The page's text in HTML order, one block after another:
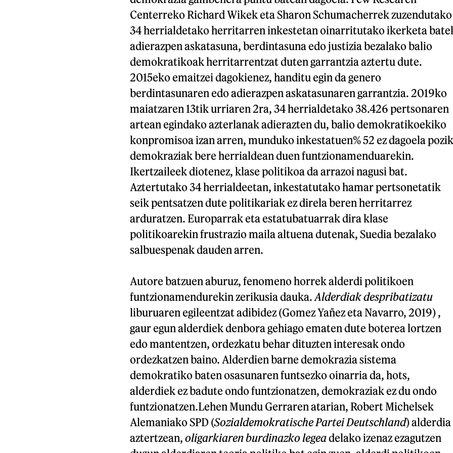
Centerreko Richard Wikek eta Sharon Schumacherrek zuzendutako
34 herrialdetako herritarren inkestetan oinarritutako ikerketa
adierazpen askatasuna, berdintasuna edo justizia bezalako balio
demokratikoak herritarrentzat duten garrantzia aztertu dute.
2015eko emaitzei dagokienez, handitu egin da genero
berdintasunaren edo adierazpen askatasunaren garrantzia. 2019ko
maiatzaren 13tik urriaren 2ra, 34 herrialdetako 38.426 pertsonaren
artean egindako azterlanak adierazten du, balio demokratikoekiko
konpromisoa izan arren, munduko inkestatuen% 52 ez dagoela pozik
demokraziak bere herrialdean duen funtzionamenduarekin.
Ikertzaileek diotenez, klase politikoa da arrazoi nagusi bat.
Aztertutako 34 herrialdeetan, inkestatutako hamar pertsonetatik
seik pentsatzen dute politikariak ez direla beren herritarrez
arduratzen. Europarrak eta estatubatuarrak dira klase
politikoarekin frustrazio maila altuena dutenak, Suedia bezalako
salbuespenak dauden arren.
Autore batzuen aburuz, fenomeno horrek alderdi politikoen
funtzionamendurekin zerikusia dauka. Alderdiak despribatizatu
liburuaren egileentzat adibidez (Gomez Yañez eta Navarro, 2019) ,
gaur egun alderdiek denbora gehiago ematen dute boterea lortzen
edo mantentzen, ordezkatu behar dituzten interesak ondo
ordezkatzen baino. Alderdien barne demokrazia sistema
demokratiko baten osasunaren funtsezko oinarria da, hots,
alderdiek ez badute ondo funtzionatzen, demokraziak ez du ondo
funtzionatzen.Lehen Mundu Gerraren atarian, Robert Michelsek
Alemaniako SPD (Sozialdemokratische Partei Deutschland) alderdia
aztertzean, oligarkiaren burdinazko legeadelako izenaz ezagutzen